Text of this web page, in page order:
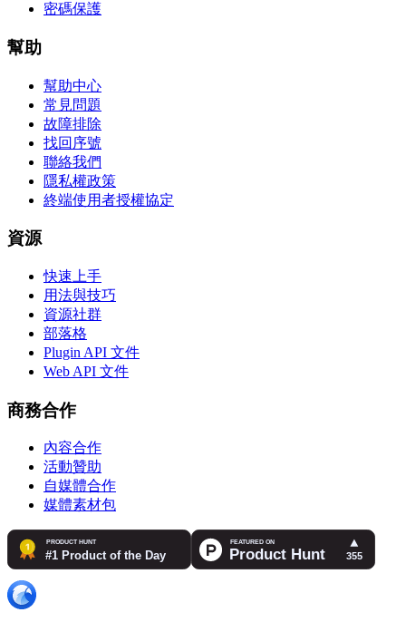
密碼保護
幫助
幫助中心
常見問題
故障排除
找回序號
聯絡我們
隱私權政策
終端使用者授權協定
資源
快速上手
用法與技巧
資源社群
部落格
Plugin API 文件
Web API 文件
商務合作
內容合作
活動贊助
自媒體合作
媒體素材包